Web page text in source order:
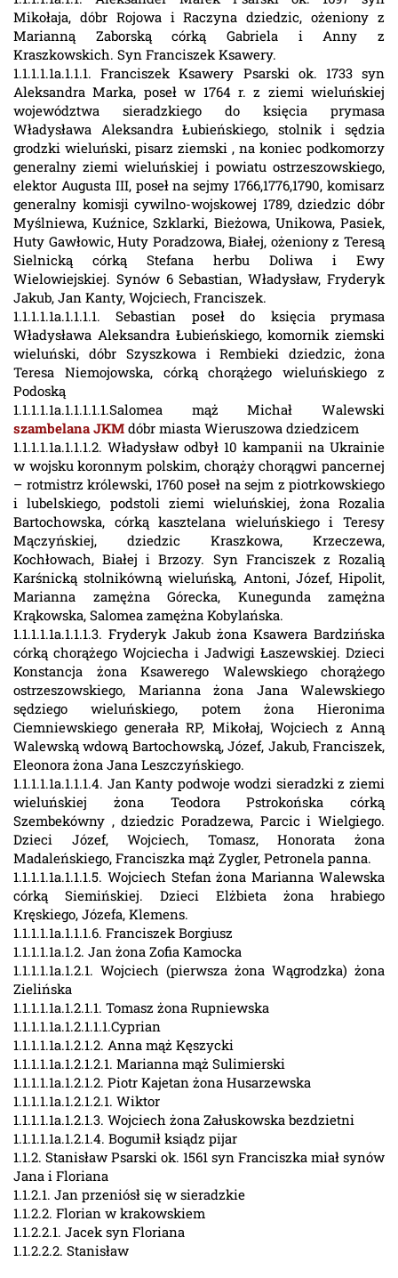
Mikołaja, dóbr Rojowa i Raczyna dziedzic, ożeniony z
Marianną Zaborską córką Gabriela i Anny z
Kraszkowskich. Syn Franciszek Ksawery.
1.1.1.1.1a.1.1.1. Franciszek Ksawery Psarski ok. 1733 syn
Aleksandra Marka, poseł w 1764 r. z ziemi wieluńskiej
województwa sieradzkiego do księcia prymasa
Władysława Aleksandra Łubieńskiego, stolnik i sędzia
grodzki wieluński, pisarz ziemski , na koniec podkomorzy
generalny ziemi wieluńskiej i powiatu ostrzeszowskiego,
elektor Augusta III, poseł na sejmy 1766,1776,1790, komisarz
generalny komisji cywilno-wojskowej 1789, dziedzic dóbr
Myślniewa, Kuźnice, Szklarki, Bieżowa, Unikowa, Pasiek,
Huty Gawłowic, Huty Poradzowa, Białej, ożeniony z Teresą
Sielnicką córką Stefana herbu Doliwa i Ewy
Wielowiejskiej. Synów 6 Sebastian, Władysław, Fryderyk
Jakub, Jan Kanty, Wojciech, Franciszek.
1.1.1.1.1a.1.1.1.1. Sebastian poseł do księcia prymasa
Władysława Aleksandra Łubieńskiego, komornik ziemski
wieluński, dóbr Szyszkowa i Rembieki dziedzic, żona
Teresa Niemojowska, córką chorążego wieluńskiego z
Podoską
1.1.1.1.1a.1.1.1.1.1.Salomea mąż Michał Walewski
szambelana JKM dóbr miasta Wieruszowa dziedzicem
1.1.1.1.1a.1.1.1.2. Władysław odbył 10 kampanii na Ukrainie
w wojsku koronnym polskim, chorąży chorągwi pancernej
– rotmistrz królewski, 1760 poseł na sejm z piotrkowskiego
i lubelskiego, podstoli ziemi wieluńskiej, żona Rozalia
Bartochowska, córką kasztelana wieluńskiego i Teresy
Mączyńskiej, dziedzic Kraszkowa, Krzeczewa,
Kochłowach, Białej i Brzozy. Syn Franciszek z Rozalią
Karśnicką stolnikówną wieluńską, Antoni, Józef, Hipolit,
Marianna zamężna Górecka, Kunegunda zamężna
Krąkowska, Salomea zamężna Kobylańska.
1.1.1.1.1a.1.1.1.3. Fryderyk Jakub żona Ksawera Bardzińska
córką chorążego Wojciecha i Jadwigi Łaszewskiej. Dzieci
Konstancja żona Ksawerego Walewskiego chorążego
ostrzeszowskiego, Marianna żona Jana Walewskiego
sędziego wieluńskiego, potem żona Hieronima
Ciemniewskiego generała RP, Mikołaj, Wojciech z Anną
Walewską wdową Bartochowską, Józef, Jakub, Franciszek,
Eleonora żona Jana Leszczyńskiego.
1.1.1.1.1a.1.1.1.4. Jan Kanty podwoje wodzi sieradzki z ziemi
wieluńskiej żona Teodora Pstrokońska córką
Szembekówny , dziedzic Poradzewa, Parcic i Wielgiego.
Dzieci Józef, Wojciech, Tomasz, Honorata żona
Madaleńskiego, Franciszka mąż Zygler, Petronela panna.
1.1.1.1.1a.1.1.1.5. Wojciech Stefan żona Marianna Walewska
córką Siemińskiej. Dzieci Elżbieta żona hrabiego
Kręskiego, Józefa, Klemens.
1.1.1.1.1a.1.1.1.6. Franciszek Borgiusz
1.1.1.1.1a.1.2. Jan żona Zofia Kamocka
1.1.1.1.1a.1.2.1. Wojciech (pierwsza żona Wągrodzka) żona
Zielińska
1.1.1.1.1a.1.2.1.1. Tomasz żona Rupniewska
1.1.1.1.1a.1.2.1.1.1.Cyprian
1.1.1.1.1a.1.2.1.2. Anna mąż Kęszycki
1.1.1.1.1a.1.2.1.2.1. Marianna mąż Sulimierski
1.1.1.1.1a.1.2.1.2. Piotr Kajetan żona Husarzewska
1.1.1.1.1a.1.2.1.2.1. Wiktor
1.1.1.1.1a.1.2.1.3. Wojciech żona Załuskowska bezdzietni
1.1.1.1.1a.1.2.1.4. Bogumił ksiądz pijar
1.1.2. Stanisław Psarski ok. 1561 syn Franciszka miał synów
Jana i Floriana
1.1.2.1. Jan przeniósł się w sieradzkie
1.1.2.2. Florian w krakowskiem
1.1.2.2.1. Jacek syn Floriana
1.1.2.2.2. Stanisław